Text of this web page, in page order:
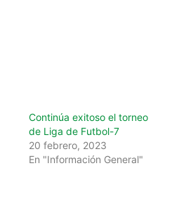
Continúa exitoso el torneo
de Liga de Futbol-7
20 febrero, 2023
En "Información General"